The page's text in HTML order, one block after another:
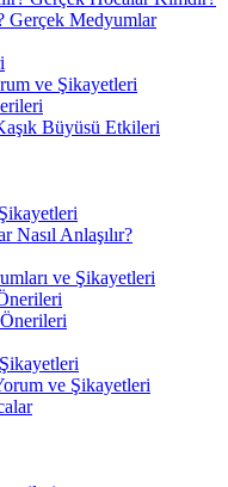
Gerçek Medyumlar
ve Şikayetleri
Büyüsü Etkileri
Nasıl Anlaşılır?
ve Şikayetleri
ve Şikayetleri